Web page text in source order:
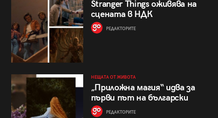
Stranger Things оживява на
сцената в НДК
РЕДАКТОРИТЕ
НЕЩАТА ОТ ЖИВОТА
„Приложна магия“ идва за
първи път на български
РЕДАКТОРИТЕ